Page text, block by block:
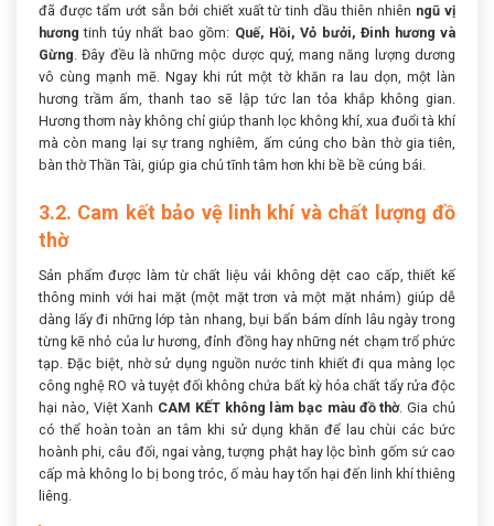
đã được tẩm ướt sẵn bởi chiết xuất từ tinh dầu thiên nhiên ngũ vị
hương tinh túy nhất bao gồm: Quế, Hồi, Vỏ bưởi, Đinh hương và
Gừng . Đây đều là những mộc dược quý, mang năng lượng dương
vô cùng mạnh mẽ. Ngay khi rút một tờ khăn ra lau dọn, một làn
hương trầm ấm, thanh tao sẽ lập tức lan tỏa khắp không gian.
Hương thơm này không chỉ giúp thanh lọc không khí, xua đuổi tà khí
mà còn mang lại sự trang nghiêm, ấm cúng cho bàn thờ gia tiên,
bàn thờ Thần Tài, giúp gia chủ tĩnh tâm hơn khi bề bề cúng bái.
3.2. Cam kết bảo vệ linh khí và chất lượng đồ
thờ
Sản phẩm được làm từ chất liệu vải không dệt cao cấp, thiết kế
thông minh với hai mặt (một mặt trơn và một mặt nhám) giúp dễ
dàng lấy đi những lớp tàn nhang, bụi bẩn bám dính lâu ngày trong
từng kẽ nhỏ của lư hương, đỉnh đồng hay những nét chạm trổ phức
tạp. Đặc biệt, nhờ sử dụng nguồn nước tinh khiết đi qua màng lọc
công nghệ RO và tuyệt đối không chứa bất kỳ hóa chất tẩy rửa độc
hại nào, Việt Xanh CAM KẾT không làm bạc màu đồ thờ. Gia chủ
có thể hoàn toàn an tâm khi sử dụng khăn để lau chùi các bức
hoành phi, câu đối, ngai vàng, tượng phật hay lộc bình gốm sứ cao
cấp mà không lo bị bong tróc, ố màu hay tổn hại đến linh khí thiêng
liêng.